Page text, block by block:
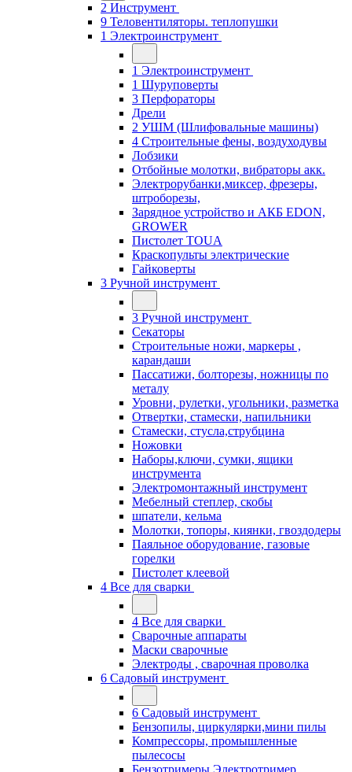
2 Инструмент
9 Теловентиляторы. теплопушки
1 Электроинструмент
1 Электроинструмент
1 Шуруповерты
3 Перфораторы
Дрели
2 УШМ (Шлифовальные машины)
4 Строительные фены, воздуходувы
Лобзики
Отбойные молотки, вибраторы акк.
Электрорубанки,миксер, фрезеры,
штроборезы,
Зарядное устройство и АКБ EDON,
GROWER
Пистолет TOUA
Краскопульты электрические
Гайковерты
3 Ручной инструмент
3 Ручной инструмент
Cекаторы
Строительные ножи, маркеры ,
карандаши
Пассатижи, болторезы, ножницы по
металу
Уровни, рулетки, угольники, разметка
Отвертки, стамески, напильники
Стамески, стусла,струбцина
Ножовки
Наборы,ключи, сумки, ящики
инструмента
Электромонтажный инструмент
Мебелный степлер, скобы
шпатели, кельма
Молотки, топоры, киянки, гвоздодеры
Паяльное оборудование, газовые
горелки
Пистолет клеевой
4 Все для сварки
4 Все для сварки
Сварочные аппараты
Маски сварочные
Электроды , сварочная проволка
6 Садовый инструмент
6 Садовый инструмент
Бензопилы, циркулярки,мини пилы
Компрессоры, промышленные
пылесосы
Бензотримеры,Электротример,